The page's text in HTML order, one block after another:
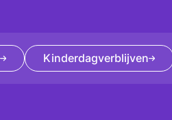
Kinderdagverblijven